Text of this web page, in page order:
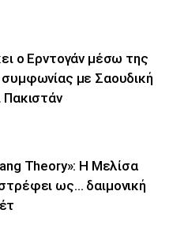
ο Ερντογάν μέσω της
συμφωνίας με Σαουδική
Πακιστάν
Theory»: Η Μελίσα
ως… δαιμονική